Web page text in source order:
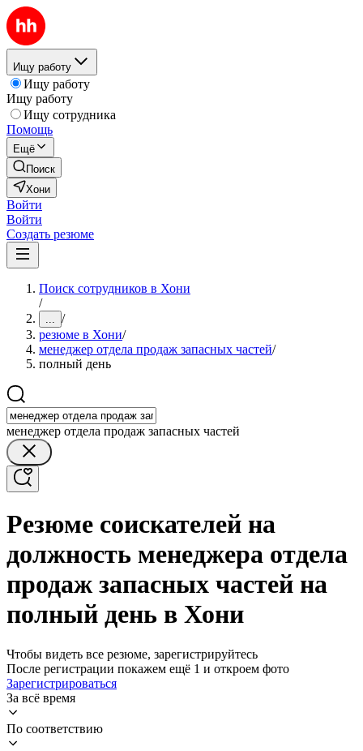
Ищу работу
Ищу работу
Ищу работу
Ищу сотрудника
Помощь
Ещё
Поиск
Хони
Войти
Войти
Создать резюме
Поиск сотрудников в Хони
/
... /
резюме в Хони/
менеджер отдела продаж запасных частей/
полный день
менеджер отдела продаж запасных частей
Резюме соискателей на
должность менеджера отдела
продаж запасных частей на
полный день в Хони
Чтобы видеть все резюме, зарегистрируйтесь
После регистрации покажем ещё 1 и откроем фото
Зарегистрироваться
За всё время
По соответствию